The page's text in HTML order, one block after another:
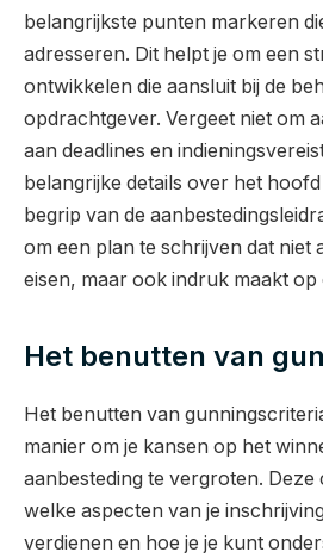
belangrijkste punten markeren
adresseren. Dit helpt je om een
ontwikkelen die aansluit bij de
opdrachtgever. Vergeet niet om
aan deadlines en
belangrijke details over het hoofd
begrip van de
om een plan te schrijven dat niet
eisen, maar ook indruk maakt op
Het benutten van
Het benutten van
manier om je kansen op het
aanbesteding te vergroten. Deze
welke aspecten van je
verdienen en hoe je je kunt